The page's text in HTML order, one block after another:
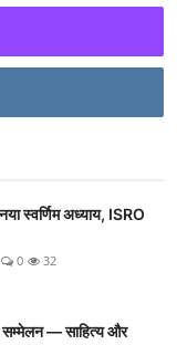
स्वर्णिम अध्याय, ISRO
0 32
सम्मेलन — साहित्य और